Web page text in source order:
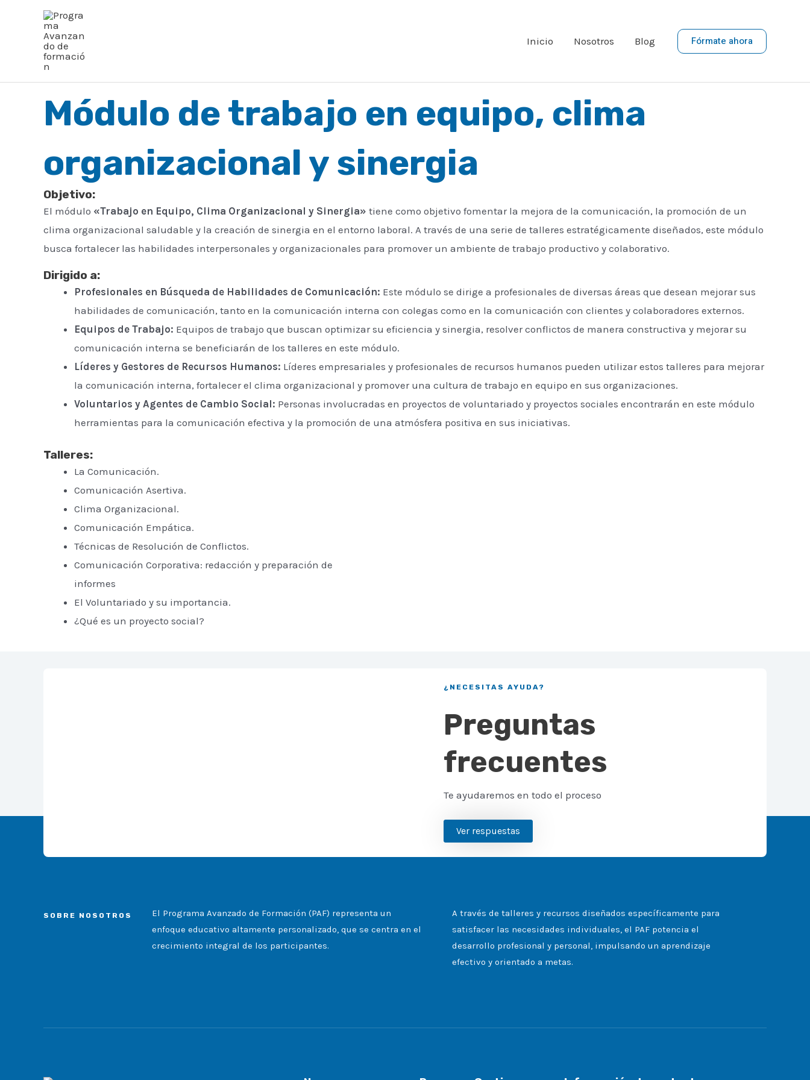
contenido
Inicio Nosotros Blog Fórmate ahora
Módulo de trabajo en equipo, clima
organizacional y sinergia
Objetivo:
El módulo «Trabajo en Equipo, Clima Organizacional y Sinergia» tiene como objetivo fomentar la mejora de la comunicación, la promoción de un
clima organizacional saludable y la creación de sinergia en el entorno laboral. A través de una serie de talleres estratégicamente diseñados, este módulo
busca fortalecer las habilidades interpersonales y organizacionales para promover un ambiente de trabajo productivo y colaborativo.
Dirigido a:
Profesionales en Búsqueda de Habilidades de Comunicación: Este módulo se dirige a profesionales de diversas áreas que desean mejorar sus
habilidades de comunicación, tanto en la comunicación interna con colegas como en la comunicación con clientes y colaboradores externos.
Equipos de Trabajo: Equipos de trabajo que buscan optimizar su eficiencia y sinergia, resolver conflictos de manera constructiva y mejorar su
comunicación interna se beneficiarán de los talleres en este módulo.
Líderes y Gestores de Recursos Humanos: Líderes empresariales y profesionales de recursos humanos pueden utilizar estos talleres para mejorar
la comunicación interna, fortalecer el clima organizacional y promover una cultura de trabajo en equipo en sus organizaciones.
Voluntarios y Agentes de Cambio Social: Personas involucradas en proyectos de voluntariado y proyectos sociales encontrarán en este módulo
herramientas para la comunicación efectiva y la promoción de una atmósfera positiva en sus iniciativas.
Talleres:
La Comunicación.
Comunicación Asertiva.
Clima Organizacional.
Comunicación Empática.
Técnicas de Resolución de Conflictos.
Comunicación Corporativa: redacción y preparación de
informes
El Voluntariado y su importancia.
¿Qué es un proyecto social?
¿NECESITAS AYUDA?
Preguntas
frecuentes
Te ayudaremos en todo el proceso
Ver respuestas
SOBRE NOSOTROS
El Programa Avanzado de Formación (PAF) representa un
enfoque educativo altamente personalizado, que se centra en el
crecimiento integral de los participantes.
A través de talleres y recursos diseñados específicamente para
satisfacer las necesidades individuales, el PAF potencia el
desarrollo profesional y personal, impulsando un aprendizaje
efectivo y orientado a metas.